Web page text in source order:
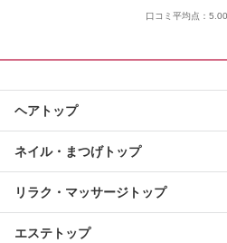
口コミ平均点： 5.00
ヘアトップ
ネイル・まつげトップ
リラク・マッサージトップ
エステトップ